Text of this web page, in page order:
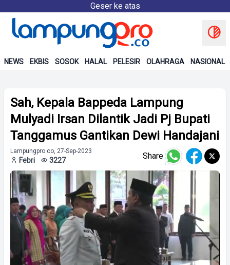
Geser ke atas
NEWS EKBIS SOSOK HALAL PELESIR OLAHRAGA NASIONAL
Sah, Kepala Bappeda Lampung
Mulyadi Irsan Dilantik Jadi Pj Bupati
Tanggamus Gantikan Dewi Handajani
Lampungpro.co, 27-Sep-2023
Febri 3227 Share